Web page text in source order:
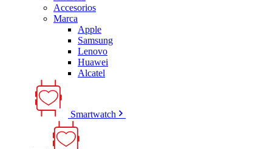
Accesorios
Marca
Apple
Samsung
Lenovo
Huawei
Alcatel
Smartwatch